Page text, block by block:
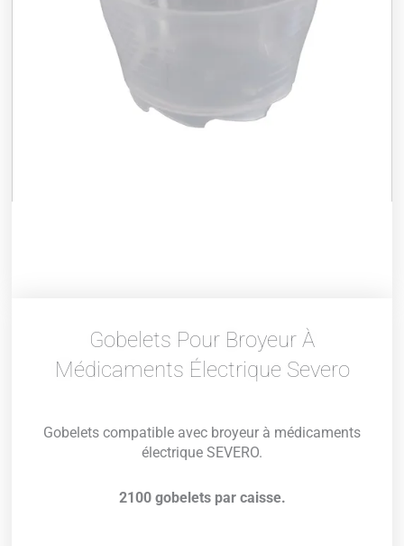
Gobelets Pour Broyeur À
Médicaments Électrique Severo
Gobelets compatible avec broyeur à médicaments
électrique SEVERO.
2100 gobelets par caisse.